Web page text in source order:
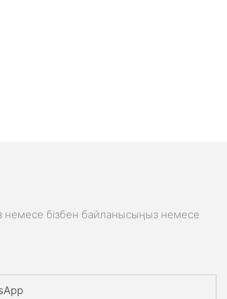
немесе бізбен байланысыңыз немесе